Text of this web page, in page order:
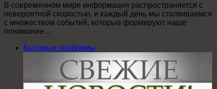
В современном мире информация распространяется с
невероятной скоростью, и каждый день мы сталкиваемся
с множеством событий, которые формируют наше
понимание…
Бытовые проблемы